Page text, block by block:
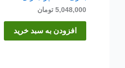
5,048,000 تومان
افزودن به سبد خرید